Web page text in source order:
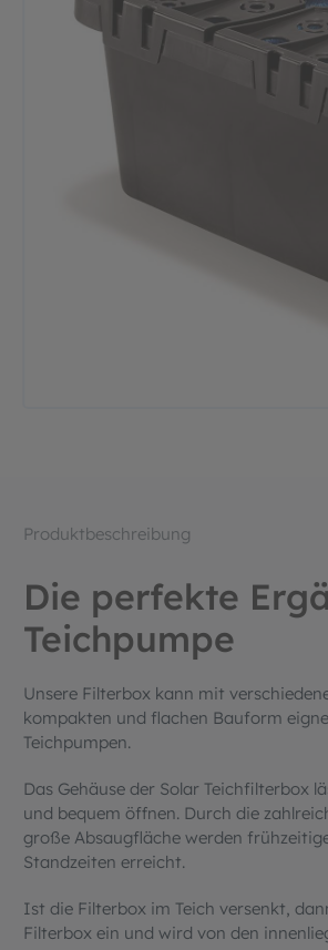
Produktbeschreibung
Die perfekte
Teichpumpe
Unsere Filterbox kann mit
kompakten und flachen Bauform
Teichpumpen.
Das Gehäuse der Solar Teichfilterbox
und bequem öffnen. Durch die
große Absaugfläche werden
Standzeiten erreicht.
Ist die Filterbox im Teich versenkt,
Filterbox ein und wird von den